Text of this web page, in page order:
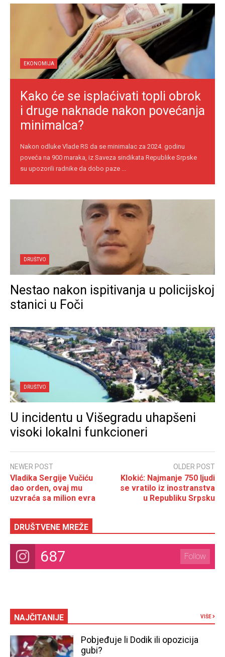
EKONOMIJA
Kako će se isplaćivati topli obrok
i druge naknade nakon povećanja
minimalca?
Nakon odluke Vlade RS da se minimalac za 2024. godinu
poveća na 900 maraka, iz Saveza sindikata Republike Srpske
su upozorili radnike da dobo paze ...
DRUŠTVO
Nestao nakon ispitivanja u policijskoj
stanici u Foči
DRUŠTVO
U incidentu u Višegradu uhapšeni
visoki lokalni funkcioneri
NEWER POST
Vladika Sergije Vučiću
dao orden, ovaj mu
uzvraća sa milion evra
OLDER POST
Klokić: Najmanje 750 ljudi
se vratilo iz inostranstva
u Republiku Srpsku
DRUŠTVENE MREŽE
687 Follow
NAJČITANIJE VIŠE
Pobjeđuje li Dodik ili opozicija
gubi?